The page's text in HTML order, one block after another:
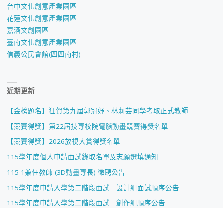
台中文化創意產業園區
花蓮文化創意產業園區
嘉酒文創園區
臺南文化創意產業園區
信義公民會館(四四南村)
近期更新
【金榜題名】狂賀第九屆郭冠妤、林莉芸同學考取正式教師
【競賽得獎】第22屆技專校院電腦動畫競賽得獎名單
【競賽得獎】2026放視大賞得獎名單
115學年度個人申請面試錄取名單及志願選填通知
115-1兼任教師 (3D動畫專長) 徵聘公告
115學年度申請入學第二階段面試＿設計組面試順序公告
115學年度申請入學第二階段面試＿創作組順序公告